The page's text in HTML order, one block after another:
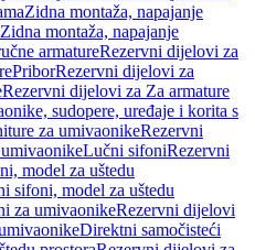
Zidna montaža, napajanje
montaža, napajanje
armatureRezervni dijelovi za
PriborRezervni dijelovi za
Rezervni dijelovi za Za armature
sudopere, uređaje i korita s
za umivaonikeRezervni
Lučni sifoniRezervni
model za uštedu
sifoni, model za uštedu
za umivaonikeRezervni dijelovi
Direktni samočisteći